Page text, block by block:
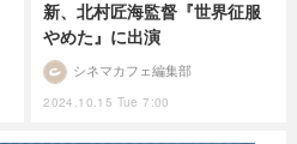
新、北村匠海監督『世界征服
やめた』に出演
2024.10.15 Tue 7:00
シネマカフェ編集部